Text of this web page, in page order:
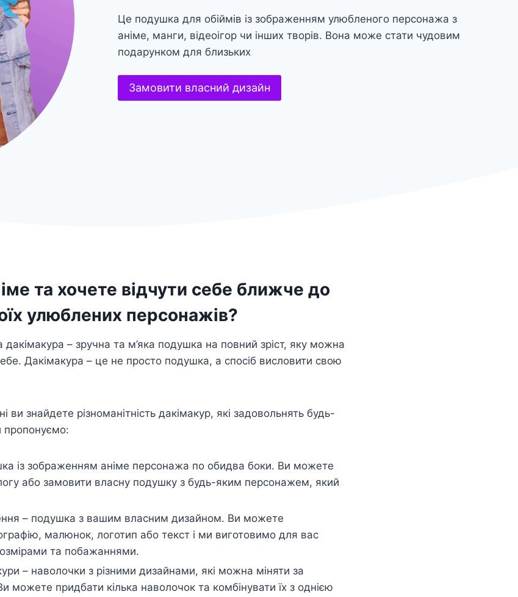
Це подушка для обіймів із зображенням улюбленого персонажа з
аніме, манги, відеоігор чи інших творів. Вона може стати чудовим
подарунком для близьких
Замовити власний дизайн
та хочете відчути себе ближче до
улюблених персонажів?
– зручна та м’яка подушка на повний зріст, яку можна
Дакімакура – це не просто подушка, а спосіб висловити свою
ви знайдете різноманітність дакімакур, які задовольнять будь-
пропонуємо:
із зображенням аніме персонажа по обидва боки. Ви можете
або замовити власну подушку з будь-яким персонажем, який
– подушка з вашим власним дизайном. Ви можете
малюнок, логотип або текст і ми виготовимо для вас
та побажаннями.
– наволочки з різними дизайнами, які можна міняти за
можете придбати кілька наволочок та комбінувати їх з однією